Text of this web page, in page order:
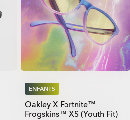
ENFANTS
Oakley X Fortnite™
Frogskins™ XS (Youth Fit)